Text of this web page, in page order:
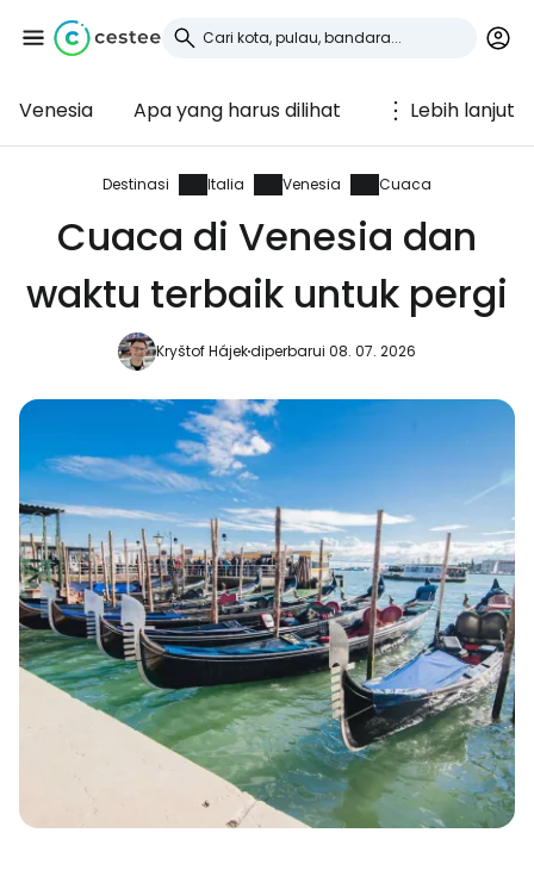
Venesia Apa yang harus dilihat Lebih lanjut
Destinasi Italia Venesia Cuaca
Cuaca di Venesia dan
waktu terbaik untuk pergi
Kryštof Hájekdiperbarui 08. 07. 2026
Masuk ke Cestee
... komunitas perjalanan di seluruh dunia
Lanjutkan dengan Facebook
Lanjutkan dengan email